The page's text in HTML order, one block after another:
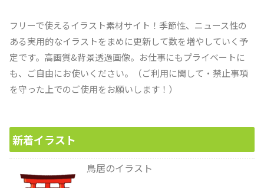
フリーで使えるイラスト素材サイト！季節性、ニュース性の
ある実用的なイラストをまめに更新して数を増やしていく予
定です。高画質&背景透過画像。お仕事にもプライベートに
も、ご自由にお使いください。（ご利用に関して・禁止事項
を守った上でのご使用をお願いします！）
新着イラスト
鳥居のイラスト